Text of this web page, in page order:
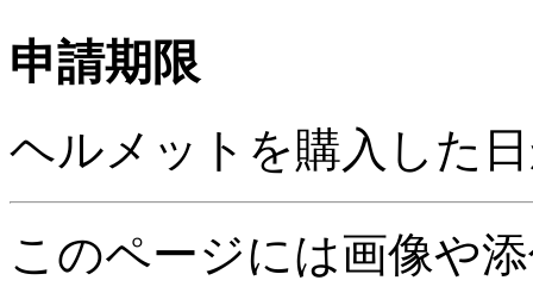
申請期限
ヘルメットを購入した
このページには画像や